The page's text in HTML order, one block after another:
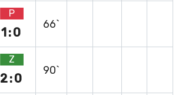
P
1:0
66`
Z
2:0
90`